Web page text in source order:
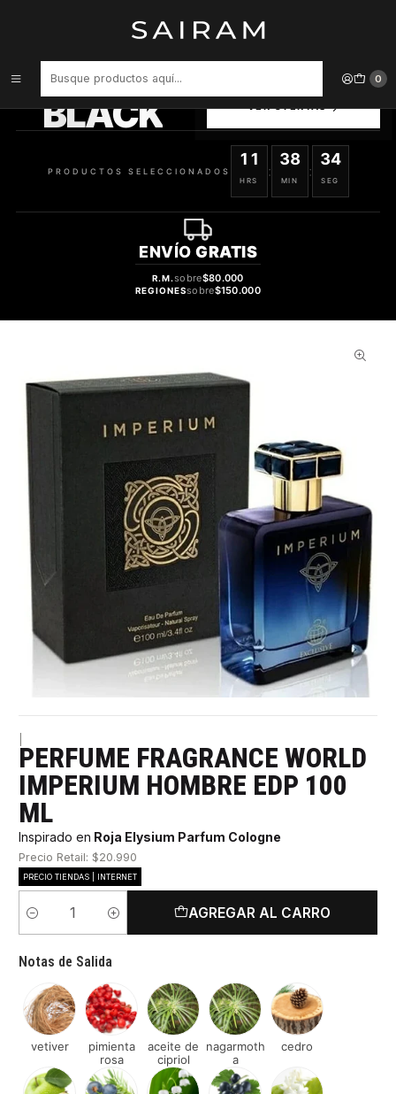
0
PERFUME FRAGRANCE WORLD IMPERIUM HOMBRE EDP 100 ML
BLACK
SELECCIONADOS
PRODUCTOS SELECCIONADOS
11
HRS
:
38
MIN
:
33
SEG
ENVÍO GRATIS
R.M.sobre$80.000
REGIONESsobre$150.000
PERFUME FRAGRANCE WORLD
IMPERIUM HOMBRE EDP 100
ML
Inspirado en Roja Elysium Parfum Cologne
Precio Retail: $20.990
PRECIO TIENDAS | INTERNET
Cantidad
AGREGAR AL CARRO
Notas de Salida
vetiver
pimienta
rosa
aceite de
cipriol
nagarmoth
a
cedro